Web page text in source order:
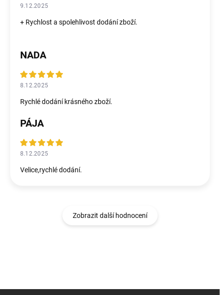
9.12.2025
+ Rychlost a spolehlivost dodání zboží.
NADA
8.12.2025
Rychlé dodání krásného zboží.
PÁJA
8.12.2025
Velice,rychlé dodání.
Zobrazit další hodnocení